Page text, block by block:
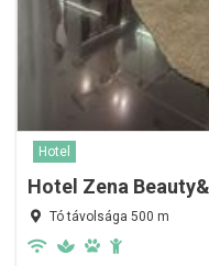
Hotel
Hotel Zena
Tó távolsága 500 m